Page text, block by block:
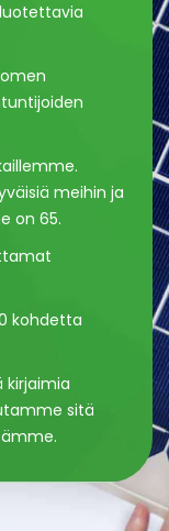
meihin ja
on 65.
kohdetta
kirjaimia
sitä